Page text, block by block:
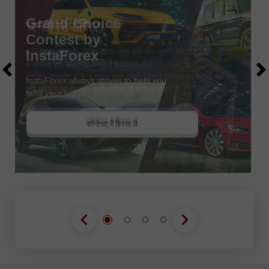
कॉन्टेस्ट में हिस्सा लें
चैन्सी डिपॉजिट
$ 3,000 के साथ अपना खाता जमा करें और प्राप्त करें $1000
अधिक!
में अगस्त हम आकर्षित करते हैं
$1000 चैंसी डिपॉज़िट में
ट्रेडिंग अकाउंट में $ 3,000 जमा करके जीतने का अवसर प्राप्त करें इस
शर्त को पूरा करके आप प्रतियोगिता में भाग ले सकते हैं
कॉन्टेस्ट में हिस्सा लें
कॉन्टेस्ट में हिस्सा लें